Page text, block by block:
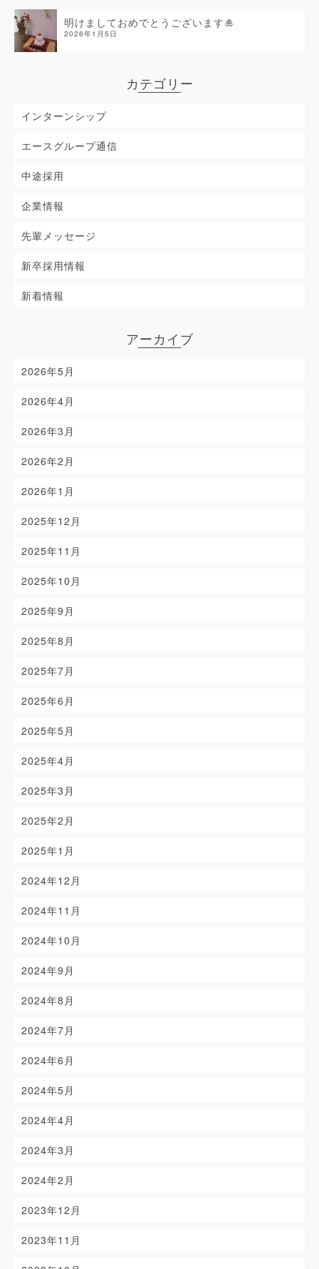
明けましておめでとうございます🎍
2026年1月5日
カテゴリー
インターンシップ
エースグループ通信
中途採用
企業情報
先輩メッセージ
新卒採用情報
新着情報
アーカイブ
2026年5月
2026年4月
2026年3月
2026年2月
2026年1月
2025年12月
2025年11月
2025年10月
2025年9月
2025年8月
2025年7月
2025年6月
2025年5月
2025年4月
2025年3月
2025年2月
2025年1月
2024年12月
2024年11月
2024年10月
2024年9月
2024年8月
2024年7月
2024年6月
2024年5月
2024年4月
2024年3月
2024年2月
2023年12月
2023年11月